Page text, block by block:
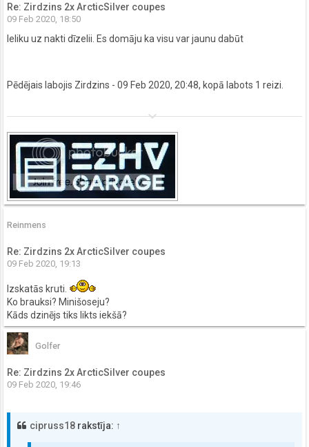
Re: Zirdzins 2x ArcticSilver coupes
09 Feb 2020, 18:50
Ieliku uz nakti dīzelii. Es domāju ka visu var jaunu dabūt
Pēdējais labojis Zirdzins - 09 Feb 2020, 20:48, kopā labots 1 reizi.
keyboard_arrow_down
Reinmens
Re: Zirdzins 2x ArcticSilver coupes
09 Feb 2020, 19:13
Izskatās kruti.
Ko brauksi? Minišoseju?
Kāds dzinējs tiks likts iekšā?
Golfer
Re: Zirdzins 2x ArcticSilver coupes
09 Feb 2020, 19:46
cipruss18 rakstīja: ↑